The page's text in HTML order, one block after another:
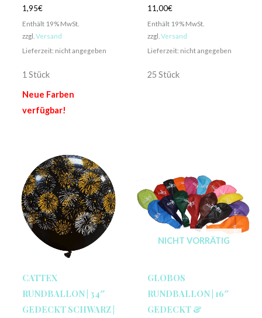
1,95€
Enthält 19% MwSt.
zzgl. Versand
Lieferzeit: nicht angegeben
1 Stück
Neue Farben
verfügbar!
11,00€
Enthält 19% MwSt.
zzgl. Versand
Lieferzeit: nicht angegeben
25 Stück
CATTEX
RUNDBALLON | 34″
GEDECKT SCHWARZ |
NICHT VORRÄTIG
GLOBOS
RUNDBALLON | 16″
GEDECKT &